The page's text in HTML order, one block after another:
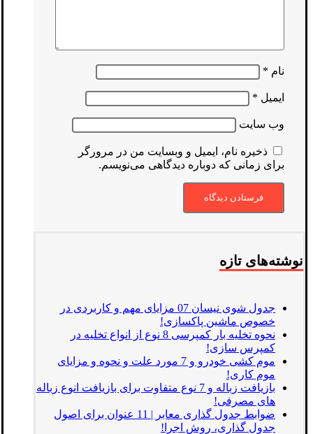
نام *
ایمیل *
وب‌ سایت
ذخیره نام، ایمیل و وبسایت من در مرورگر
برای زمانی که دوباره دیدگاهی می‌نویسم.
نوشته‌های تازه
جدول شوی نیسان 07 مزایای مهم و کاربردی در
خصوص ماشین پاکسازی!
نحوه تخلیه بار کمپرسی 8 نوع از انواع تخلیه در
کمپرس سازی!
موم کشی خودرو و 7 مورد علت و نحوه و مزایای
موم کاری!
بازیافت زباله و 7 نوع متفاوت برای بازیافت انوع زباله
های مصرفی!
ضوابط جدول گذاری معابر | 11 عنوان برای اصول
جدول گذاری، روش اجرا!